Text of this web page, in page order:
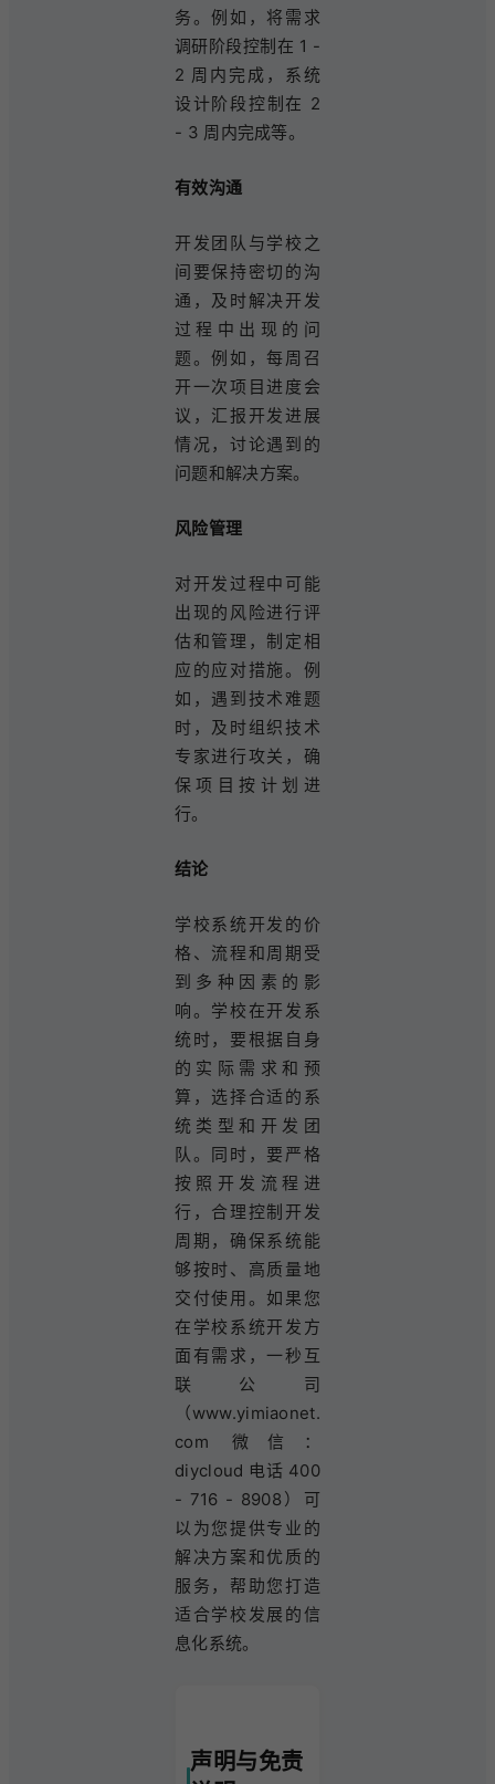
务。例如，将需求
调研阶段控制在 1 -
2 周内完成，系统
设计阶段控制在 2
- 3 周内完成等。
有效沟通
开发团队与学校之
间要保持密切的沟
通，及时解决开发
过程中出现的问
题。例如，每周召
开一次项目进度会
议，汇报开发进展
情况，讨论遇到的
问题和解决方案。
风险管理
对开发过程中可能
出现的风险进行评
估和管理，制定相
应的应对措施。例
如，遇到技术难题
时，及时组织技术
专家进行攻关，确
保项目按计划进
行。
结论
学校系统开发的价
格、流程和周期受
到多种因素的影
响。学校在开发系
统时，要根据自身
的实际需求和预
算，选择合适的系
统类型和开发团
队。同时，要严格
按照开发流程进
行，合理控制开发
周期，确保系统能
够按时、高质量地
交付使用。如果您
在学校系统开发方
面有需求，一秒互
联公司
（www.yimiaonet.
com 微信：
diycloud 电话 400
- 716 - 8908）可
以为您提供专业的
解决方案和优质的
服务，帮助您打造
适合学校发展的信
息化系统。
声明与免责